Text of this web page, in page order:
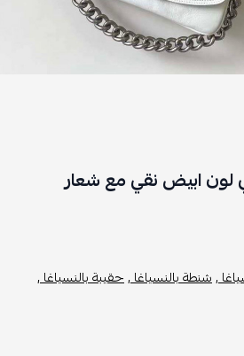
لون ابيض نقي مع شعار
,شنطة بالنسياغا ,حقيبة بالنسياغا ,